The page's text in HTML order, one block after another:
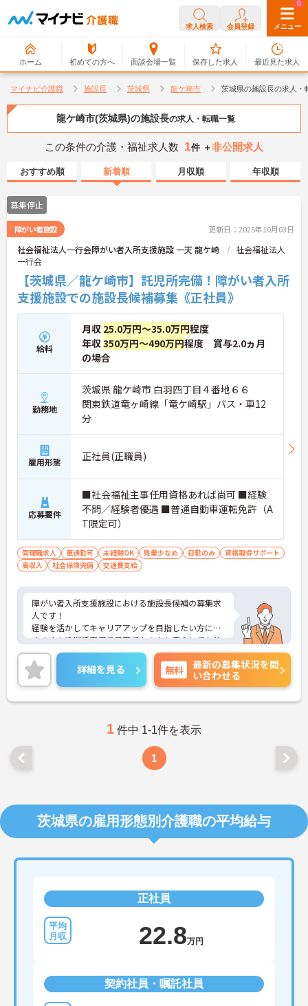
求人検索 会員登録 メニュー
ホーム 初めての方へ 面談会場一覧
0
保存した求人
0
最近見た求人
マイナビ介護職 施設長 茨城県 龍ケ崎市 茨城県の施設長の求人・
龍ケ崎市(茨城県)の施設長の求人・転職一覧
この条件の介護・福祉求人数 1件 ＋非公開求人
おすすめ順 新着順 月収順 年収順
募集停止
障がい者施設 更新日：2025年10月03日
社会福祉法人一行会障がい者入所支援施設 一天 龍ケ崎
社会福祉法人
一行会
【茨城県／龍ケ崎市】託児所完備！障がい者入所
支援施設での施設長候補募集《正社員》
給料
月収 25.0万円～35.0万円程度
年収350万円～490万円程度 賞与2.0ヵ月
の場合
勤務地
茨城県 龍ケ崎市 白羽四丁目４番地６６
関東鉄道竜ヶ崎線「竜ケ崎駅」バス・車12
分
雇用形態 正社員(正職員)
応募要件
■社会福祉主事任用資格あれば尚可 ■経験
不問／経験者優遇 ■普通自動車運転免許（A
T限定可）
管理職求人 車通勤可 未経験OK 残業少なめ 日勤のみ
資格取得サポート
高収入
社会保険完備 交通費支給
障がい者入所支援施設における施設長候補の募集求
人です！
経験を活かしてキャリアアップを目指したい方にお
すすめ！託児所完備で子育て中の方も安心してお仕
事ができます！
ご興味ある方には、面接のポイントなど、さらに詳
細をお話致しますのでお気軽にご相談ください。
詳細を見る 無料
最新の募集状況を問
い合わせる
1 件中 1-1件を表示
1
茨城県の雇用形態別介護職の平均給与
正社員
22.8万円
契約社員・嘱託社員